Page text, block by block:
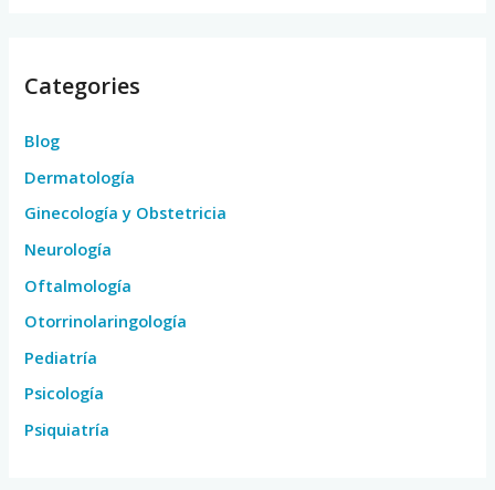
Categories
Blog
Dermatología
Ginecología y Obstetricia
Neurología
Oftalmología
Otorrinolaringología
Pediatría
Psicología
Psiquiatría